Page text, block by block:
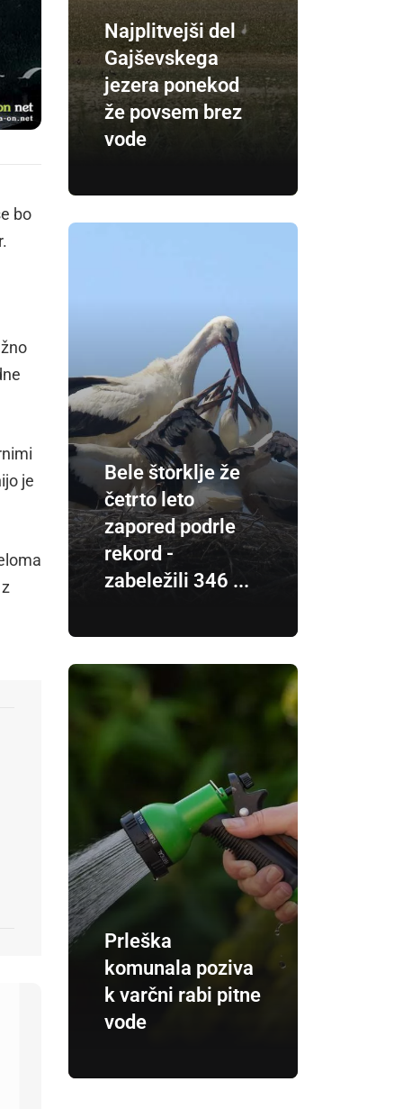
bo
je
Najplitvejši del
Gajševskega
jezera ponekod
že povsem brez
vode
Bele štorklje že
četrto leto
zapored podrle
rekord -
zabeležili 346 ...
Prleška
komunala poziva
k varčni rabi pitne
vode